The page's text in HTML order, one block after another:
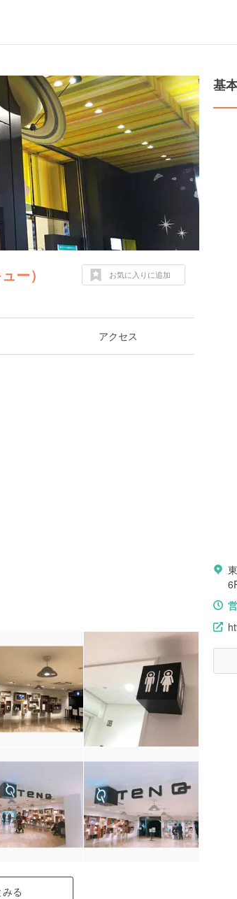
ー） お気に入りに追加
アクセス
る
基